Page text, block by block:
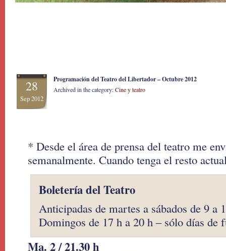
28
Sep 2012
Programación del Teatro del Libertador – Octubre 2012
Archived in the category:Cine y teatro
* Desde el área de prensa del teatro me
semanalmente. Cuando tenga el resto
Boletería del Teatro
Anticipadas de martes a sábados de 9 a
Domingos de 17 h a 20 h – sólo días de
Ma. 2 / 21.30 h